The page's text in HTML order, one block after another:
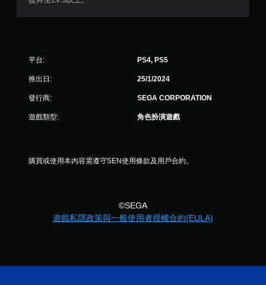
共
平台: PS4, PS5
推出日: 25/1/2024
發行商: SEGA CORPORATION
遊戲類型: 角色扮演遊戲
購買或使用本內容需遵守SEN使用條款及用戶合約。
©SEGA
遊戲私隱政策與一般使用者授權合約(EULA)